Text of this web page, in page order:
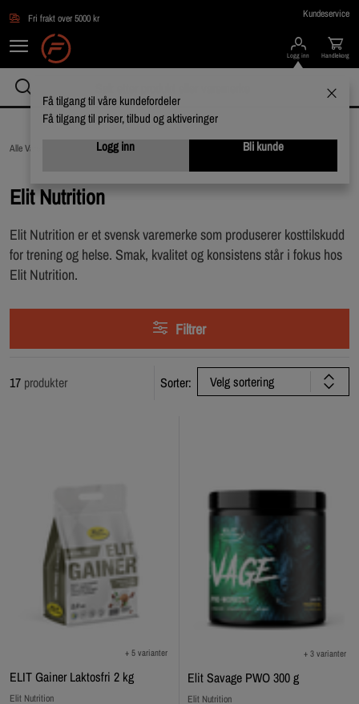
Fri frakt over 5000 kr Kundeservice
Logg inn
Få tilgang til våre kundefordeler
Få tilgang til priser, tilbud og aktiveringer
Logg inn
Bli kunde
Handlekorg
Alle Varemerker / Elit Nutrition
Elit Nutrition
Elit Nutrition er et svensk varemerke som produserer kosttilskudd
for trening og helse. Smak, kvalitet og konsistens står i fokus hos
Elit Nutrition.
Filtrer
17 produkter Sorter: Velg sortering
ELIT Gainer Laktosfri 2 kg
+ 5 varianter
Elit Nutrition
Elit Savage PWO 300 g
+ 3 varianter
Elit Nutrition